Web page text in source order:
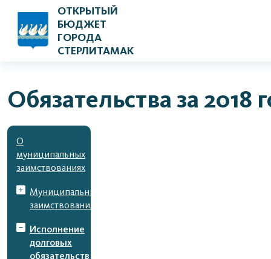
ОТКРЫТЫЙ
БЮДЖЕТ
ГОРОДА
СТЕРЛИТАМАК
Обязательства за 2018
О
муниципальных
заимствованиях
Муниципальные
заимствования
Исполнение
долговых
обязательств